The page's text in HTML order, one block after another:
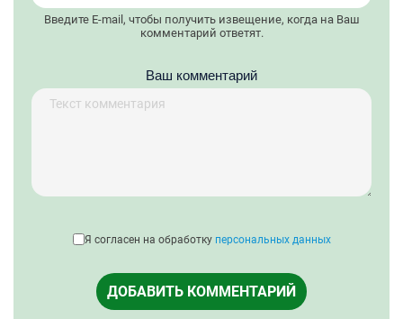
Введите E-mail, чтобы получить извещение, когда на Ваш
комментарий ответят.
Ваш комментарий
Я согласен на обработку персональных данных
ДОБАВИТЬ КОММЕНТАРИЙ